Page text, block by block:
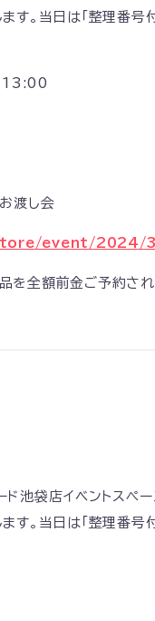
す。当日は「整理番
13:00
渡し会
event/2024/
を全額前金ご予約さ
池袋店イベントスペ
す。当日は「整理番